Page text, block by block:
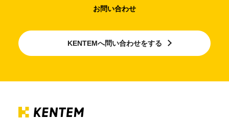
サイト内検索
お問い合わせ
KENTEMへ問い合わせをする